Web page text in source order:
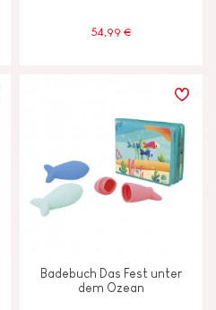
54,99 €
Badebuch Das Fest unter
dem Ozean